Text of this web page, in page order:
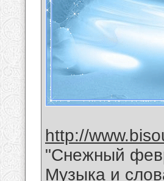
http://
"Снежный
Музыка и